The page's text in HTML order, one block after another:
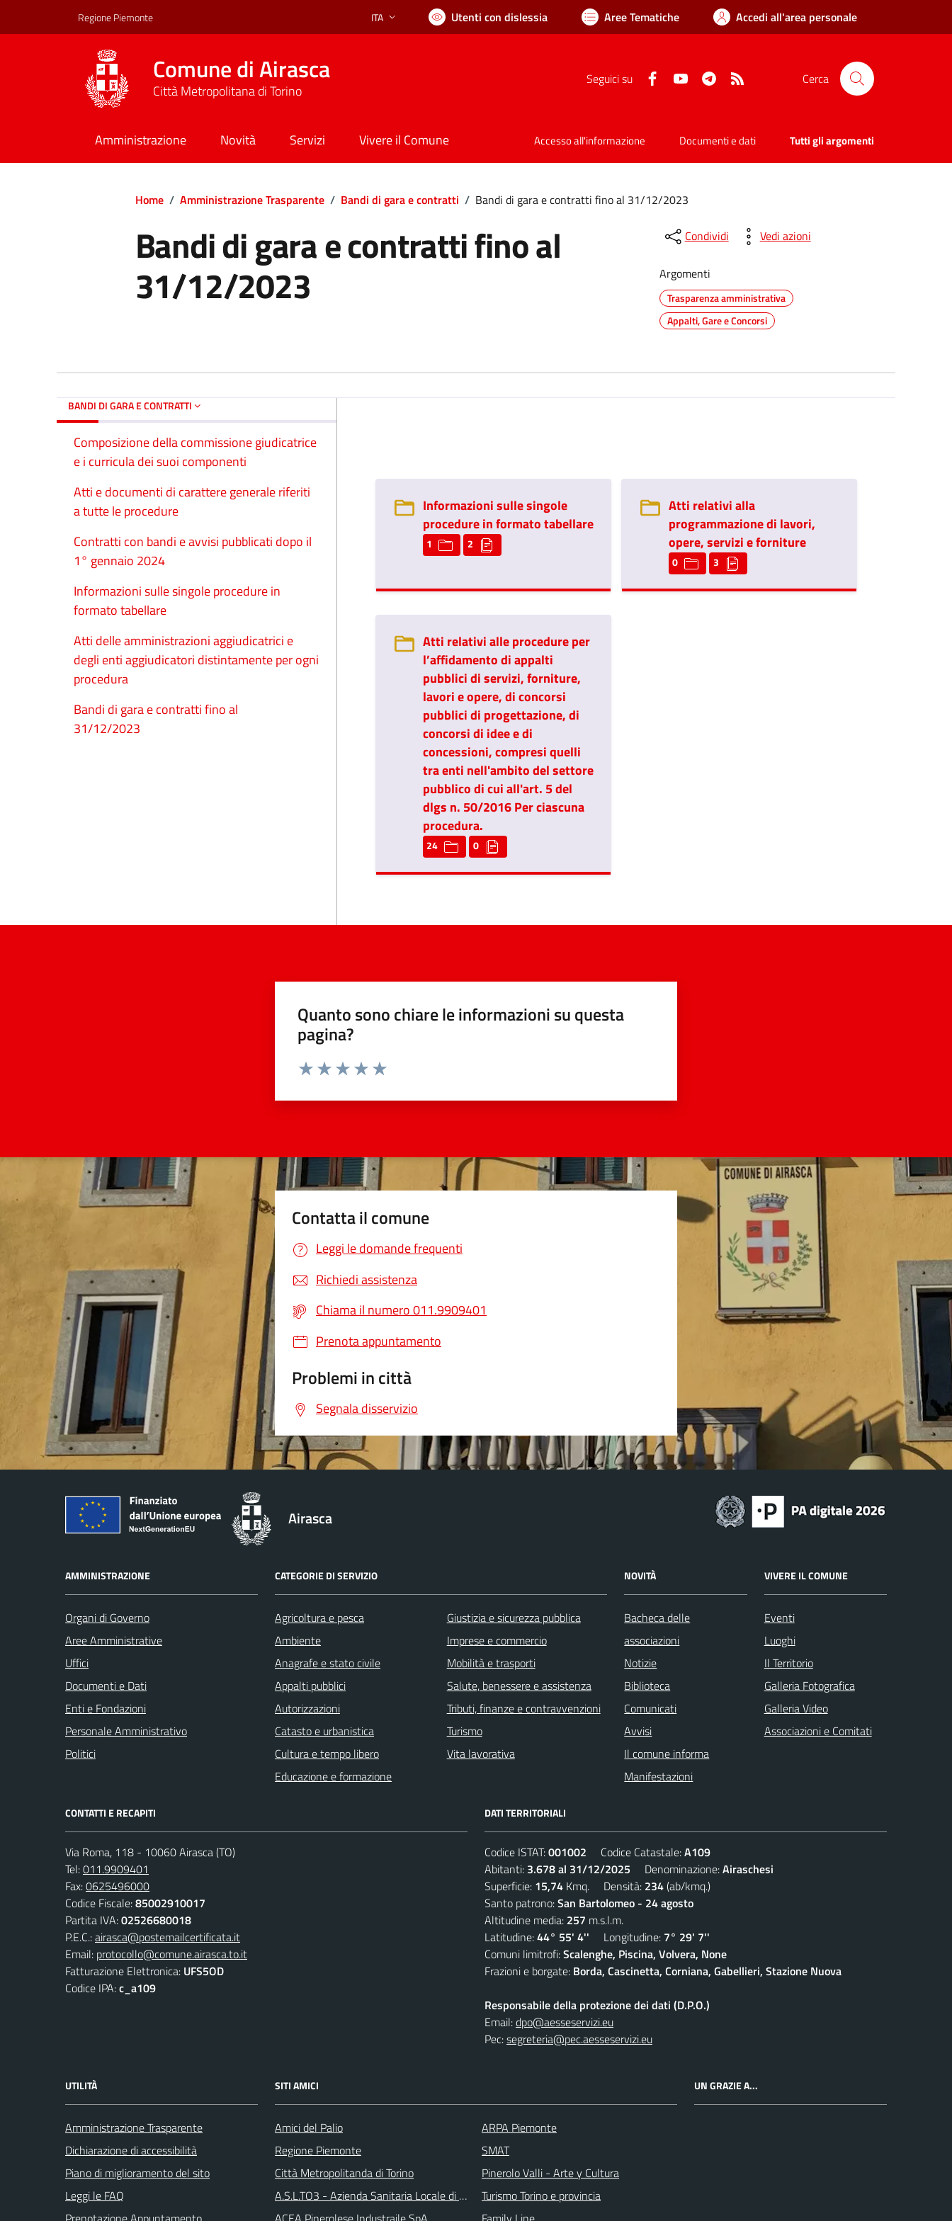
Regione Piemonte Lingua attiva:
ITA Utenti con dislessia Aree Tematiche Accedi all'area personale
Comune di Airasca
Città Metropolitana di Torino
Seguici su FacebookYouTube Telegram Cerca
Amministrazione Novità Servizi Vivere il Comune Accesso all'informazione Documenti e dati Tutti gli argomenti
Home / Amministrazione Trasparente / Bandi di gara e contratti / Bandi di gara e contratti fino al 31/12/2023
Bandi di gara e contratti fino al
31/12/2023
Condividi Vedi azioni
Argomenti
Trasparenza amministrativa
Appalti, Gare e Concorsi
BANDI DI GARA E CONTRATTI
Composizione della commissione giudicatrice
e i curricula dei suoi componenti
Atti e documenti di carattere generale riferiti
a tutte le procedure
Contratti con bandi e avvisi pubblicati dopo il
1° gennaio 2024
Informazioni sulle singole procedure in
formato tabellare
Atti delle amministrazioni aggiudicatrici e
degli enti aggiudicatori distintamente per ogni
procedura
Bandi di gara e contratti fino al
31/12/2023
Informazioni sulle singole
procedure in formato tabellare
1 2
Atti relativi alla
programmazione di lavori,
opere, servizi e forniture
0 3
Atti relativi alle procedure per
l’affidamento di appalti
pubblici di servizi, forniture,
lavori e opere, di concorsi
pubblici di progettazione, di
concorsi di idee e di
concessioni, compresi quelli
tra enti nell'ambito del settore
pubblico di cui all'art. 5 del
dlgs n. 50/2016 Per ciascuna
procedura.
24 0
Quanto sono chiare le informazioni su questa
pagina?
Valuta da 1 a 5 stelle la pagina
Contatta il comune
Leggi le domande frequenti
Richiedi assistenza
Chiama il numero 011.9909401
Prenota appuntamento
Problemi in città
Segnala disservizio
Airasca
AMMINISTRAZIONE
Organi di Governo
Aree Amministrative
Uffici
Documenti e Dati
Enti e Fondazioni
Personale Amministrativo
Politici
CATEGORIE DI SERVIZIO
Agricoltura e pesca
Ambiente
Anagrafe e stato civile
Appalti pubblici
Autorizzazioni
Catasto e urbanistica
Cultura e tempo libero
Educazione e formazione
Giustizia e sicurezza pubblica
Imprese e commercio
Mobilità e trasporti
Salute, benessere e assistenza
Tributi, finanze e contravvenzioni
Turismo
Vita lavorativa
NOVITÀ
Bacheca delle
associazioni
Notizie
Biblioteca
Comunicati
Avvisi
Il comune informa
Manifestazioni
VIVERE IL COMUNE
Eventi
Luoghi
Il Territorio
Galleria Fotografica
Galleria Video
Associazioni e Comitati
CONTATTI E RECAPITI
Via Roma, 118 - 10060 Airasca (TO)
Tel:011.9909401
Fax:0625496000
Codice Fiscale:85002910017
Partita IVA:02526680018
P.E.C.:airasca@postemailcertificata.it
Email: protocollo@comune.airasca.to.it
Fatturazione Elettronica: UFS5OD
Codice IPA:c_a109
DATI TERRITORIALI
Codice ISTAT:001002 Codice Catastale:A109
Abitanti: 3.678 al 31/12/2025 Denominazione:Airaschesi
Superficie: 15,74 Kmq. Densità: 234(ab/kmq.)
Santo patrono:San Bartolomeo - 24 agosto
Altitudine media: 257 m.s.l.m.
Latitudine:44° 55' 4'' Longitudine: 7° 29' 7''
Comuni limitrofi:Scalenghe, Piscina, Volvera, None
Frazioni e borgate: Borda, Cascinetta, Corniana, Gabellieri, Stazione Nuova
Responsabile della protezione dei dati (D.P.O.)
Email:dpo@aesseservizi.eu
Pec:segreteria@pec.aesseservizi.eu
UTILITÀ
Amministrazione Trasparente
Dichiarazione di accessibilità
Piano di miglioramento del sito
Leggi le FAQ
SITI AMICI
Amici del Palio
Regione Piemonte
Città Metropolitanda di Torino
A.S.L.TO3 - Azienda Sanitaria Locale di Collegno e Pinerolo
ARPA Piemonte
SMAT
Pinerolo Valli - Arte y Cultura
Turismo Torino e provincia
UN GRAZIE A...